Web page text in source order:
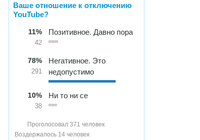
Ваше отношение к отключению
YouTube?
11%
42
Позитивное. Давно пора
78%
291
Негативное. Это
недопустимо
10%
38
Ни то ни се
Проголосовал 371 человек
Воздержалось 14 человек